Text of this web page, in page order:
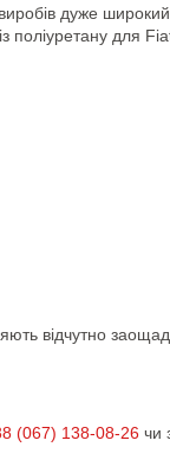
дуже
поліуретану для
відчутно
(067) 138-08-26 чи